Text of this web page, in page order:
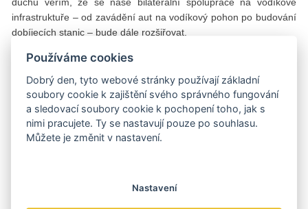
infrastruktuře – od zavádění aut na vodíkový pohon po budování
dobíjecích stanic – bude dále rozšiřovat.
Na základě vynikajících výsledků české vědy a technologií a silné
korejské výroby posílily naše země v roce 2015 podpisem
memoranda spolupráci v oblasti průmyslových technologií. Do
budoucna očekávám, že se naše spolupráce posune na vyšší
úroveň zejména v AI, ICT, robotice a biotechnologiích.
Věřím, že do budoucna posílí i naše spolupráce v oblasti obrany
Používáme cookies
Dobrý den, tyto webové stránky používají základní
soubory cookie k zajištění svého správného fungování
a sledovací soubory cookie k pochopení toho, jak s
nimi pracujete. Ty se nastavují pouze po souhlasu.
Můžete je změnit v nastavení.
Nastavení